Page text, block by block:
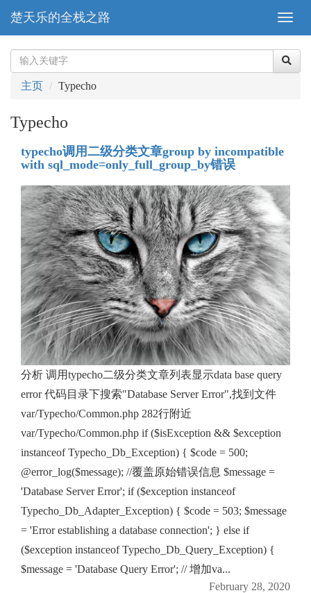
楚天乐的全栈之路
主页 Typecho
Typecho
typecho调用二级分类文章group by incompatible
with sql_mode=only_full_group_by错误
分析 调用typecho二级分类文章列表显示data base query
error 代码目录下搜索"Database Server Error",找到文件
var/Typecho/Common.php 282行附近
var/Typecho/Common.php if ($isException && $exception
instanceof Typecho_Db_Exception) { $code = 500;
@error_log($message); //覆盖原始错误信息 $message =
'Database Server Error'; if ($exception instanceof
Typecho_Db_Adapter_Exception) { $code = 503; $message
= 'Error establishing a database connection'; } else if
($exception instanceof Typecho_Db_Query_Exception) {
$message = 'Database Query Error'; // 增加va...
February 28, 2020